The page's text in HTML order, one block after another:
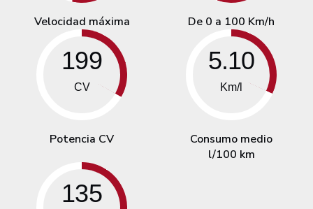
Velocidad máxima De 0 a 100 Km/h
199
CV
Potencia CV
5.10
Km/l
Consumo medio
l/100 km
135